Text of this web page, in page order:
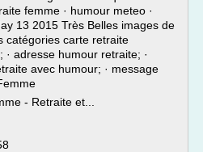
femme · humour meteo ·
13 2015 Très Belles images de
catégories carte retraite
adresse humour retraite; ·
avec humour; · message
- Retraite et...